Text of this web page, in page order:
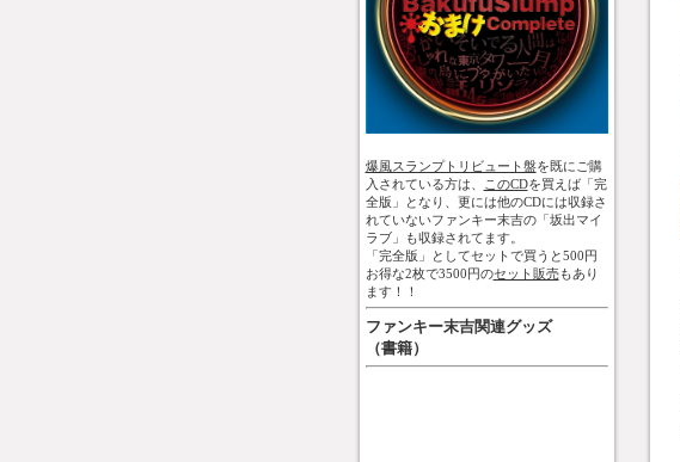
爆風スランプトリビュート盤を既にご購
入されている方は、
このCDを買えば「完
全版」となり、更には他のCDには収録さ
れていないファンキー末吉の「坂出マイ
ラブ」も収録されてます。
「完全版」としてセットで買うと500円
お得な2枚で3500円のセット販売もあり
ます！！
ファンキー末吉関連グッズ
（書籍）